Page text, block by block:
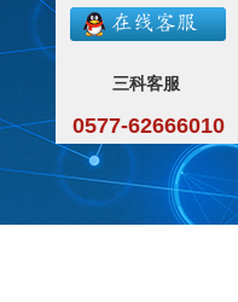
三科客服
0577-62666010